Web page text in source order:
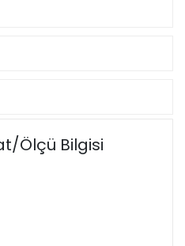
Ölçü Bilgisi